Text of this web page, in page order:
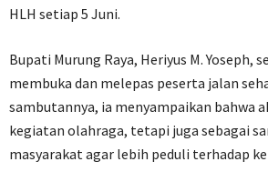
HLH setiap 5 Juni.
Bupati Murung Raya, Heriyus M. Yoseph,
membuka dan melepas peserta jalan
sambutannya, ia menyampaikan bahwa
kegiatan olahraga, tetapi juga sebagai
masyarakat agar lebih peduli terhadap